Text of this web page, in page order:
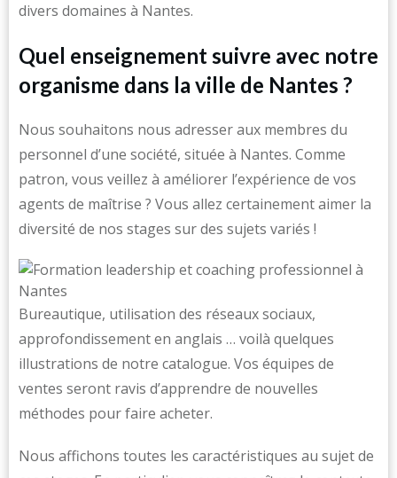
divers domaines à Nantes.
Quel enseignement suivre avec notre
organisme dans la ville de Nantes ?
Nous souhaitons nous adresser aux membres du
personnel d’une société, située à Nantes. Comme
patron, vous veillez à améliorer l’expérience de vos
agents de maîtrise ? Vous allez certainement aimer la
diversité de nos stages sur des sujets variés !
Bureautique, utilisation des réseaux sociaux,
approfondissement en anglais … voilà quelques
illustrations de notre catalogue. Vos équipes de
ventes seront ravis d’apprendre de nouvelles
méthodes pour faire acheter.
Nous affichons toutes les caractéristiques au sujet de